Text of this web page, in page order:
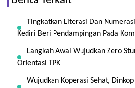
Tingkatkan Literasi Dan
Kediri Beri Pendampingan Pada
Langkah Awal Wujudkan Zero
Orientasi TPK
Wujudkan Koperasi Sehat,